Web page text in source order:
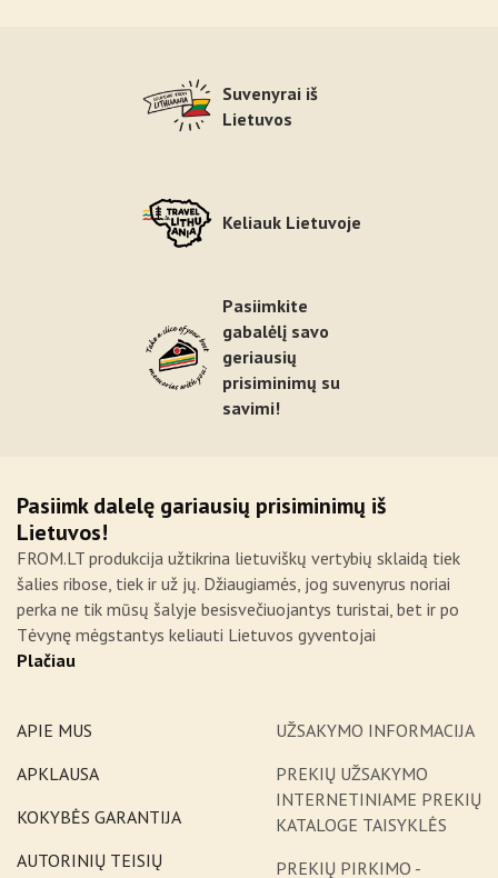
Suvenyrai iš
Lietuvos
Keliauk Lietuvoje
Pasiimkite
gabalėlį savo
geriausių
prisiminimų su
savimi!
Pasiimk dalelę gariausių prisiminimų iš
Lietuvos!
FROM.LT produkcija užtikrina lietuviškų vertybių sklaidą tiek
šalies ribose, tiek ir už jų. Džiaugiamės, jog suvenyrus noriai
perka ne tik mūsų šalyje besisvečiuojantys turistai, bet ir po
Tėvynę mėgstantys keliauti Lietuvos gyventojai
Plačiau
APIE MUS
APKLAUSA
KOKYBĖS GARANTIJA
AUTORINIŲ TEISIŲ
UŽSAKYMO INFORMACIJA
PREKIŲ UŽSAKYMO
INTERNETINIAME PREKIŲ
KATALOGE TAISYKLĖS
PREKIŲ PIRKIMO -